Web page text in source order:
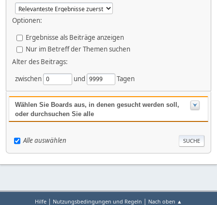
Optionen:
Ergebnisse als Beiträge anzeigen
Nur im Betreff der Themen suchen
Alter des Beitrags:
zwischen
und Tagen
Wählen Sie Boards aus, in denen gesucht werden soll,
oder durchsuchen Sie alle
Alle auswählen
Hilfe | Nutzungsbedingungen und Regeln | Nach oben ▲